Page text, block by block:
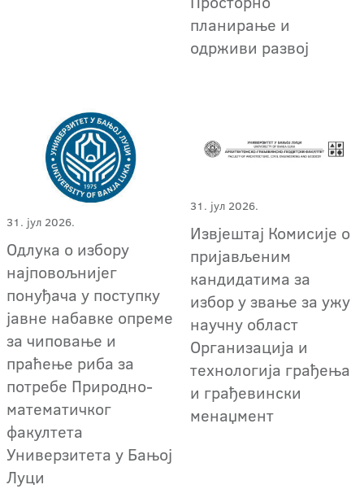
планирање и
одрживи развој
31. јул 2026.
Одлука о избору
најповољнијег
понуђача у поступку
јавне набавке опреме
за чиповање и
праћење риба за
потребе Природно-
математичког
факултета
Универзитета у Бањој
Луци
31. јул 2026.
Извјештај Комисије о
пријављеним
кандидатима за
избор у звање за ужу
научну област
Организација и
технологија грађења
и грађевински
менаџмент